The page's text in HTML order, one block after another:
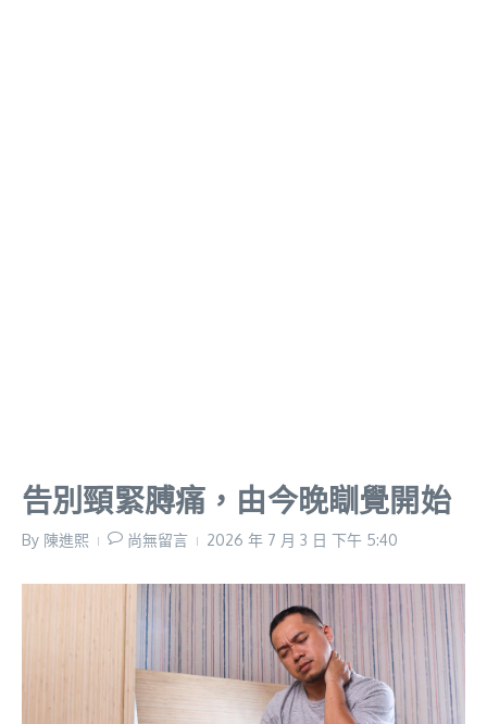
告別頸緊膊痛，由今晚瞓覺開始
By 陳進𤋮 尚無留言 2026 年 7 月 3 日 下午 5:40